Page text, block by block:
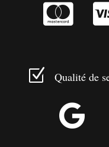

Z Qualité de
